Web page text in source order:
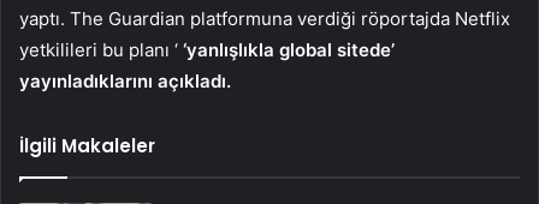
yaptı. The Guardian platformuna verdiği röportajda Netflix
yetkilileri bu planı ‘ ‘yanlışlıkla global sitede’
yayınladıklarını açıkladı.
İlgili Makaleler